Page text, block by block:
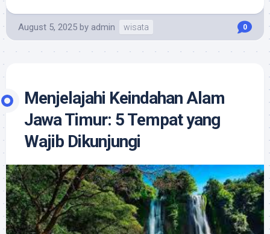
August 5, 2025 by admin wisata 0
Menjelajahi Keindahan Alam
Jawa Timur: 5 Tempat yang
Wajib Dikunjungi